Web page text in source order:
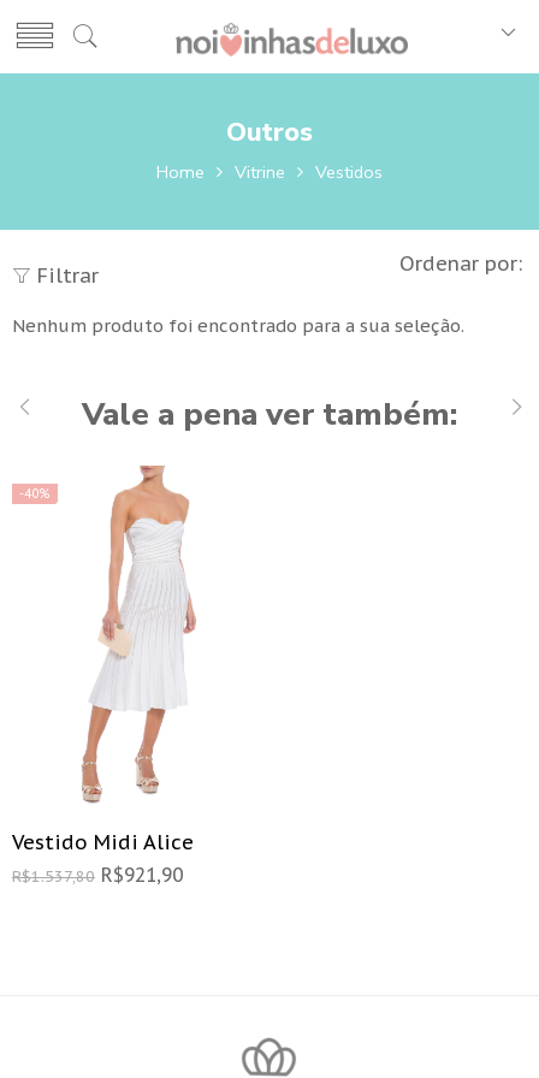
Outros
Home Vitrine Vestidos
Filtrar Ordenar por:
Nenhum produto foi encontrado para a sua seleção.
Vale a pena ver também:
-40%
Vestido Midi Alice
R$1.537,80 R$921,90